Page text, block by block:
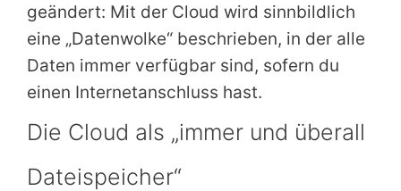
geändert: Mit der Cloud wird sinnbildlich
eine „Datenwolke“ beschrieben, in der alle
Daten immer verfügbar sind, sofern du
einen Internetanschluss hast.
Die Cloud als „immer und überall
Dateispeicher“